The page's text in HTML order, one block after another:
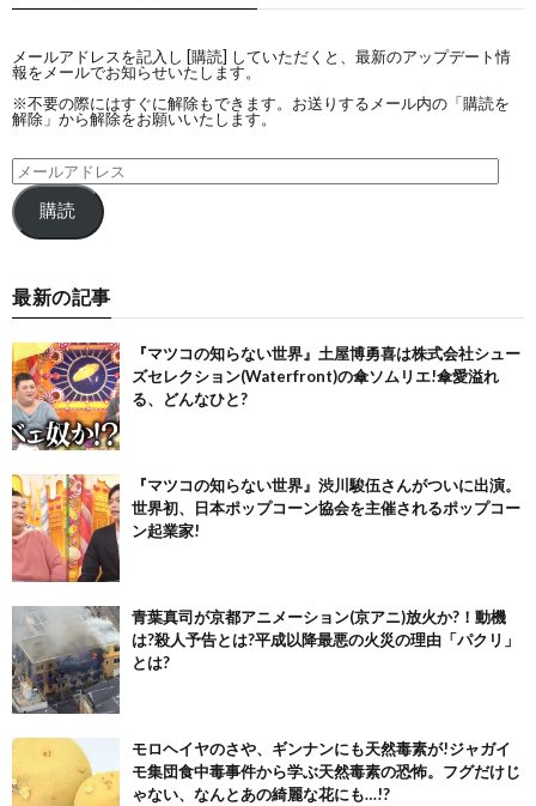
メールアドレスを記入し [購読] していただくと、最新のアップデート情
報をメールでお知らせいたします。
※不要の際にはすぐに解除もできます。お送りするメール内の「購読を
解除」から解除をお願いいたします。
購読
最新の記事
『マツコの知らない世界』土屋博勇喜は株式会社シュー
ズセレクション(Waterfront)の傘ソムリエ!傘愛溢れ
る、どんなひと?
『マツコの知らない世界』渋川駿伍さんがついに出演。
世界初、日本ポップコーン協会を主催されるポップコー
ン起業家!
青葉真司が京都アニメーション(京アニ)放火か?！動機
は?殺人予告とは?平成以降最悪の火災の理由「パクリ」
とは?
モロヘイヤのさや、ギンナンにも天然毒素が!ジャガイ
モ集団食中毒事件から学ぶ天然毒素の恐怖。フグだけじ
ゃない、なんとあの綺麗な花にも…!?